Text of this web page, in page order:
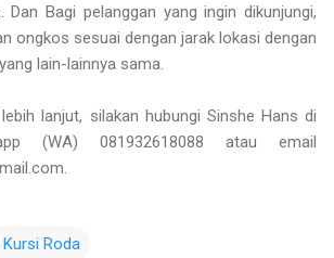
Dan Bagi pelanggan yang ingin dikunjungi,
ongkos sesuai dengan jarak lokasi dengan
lain-lainnya sama.
lanjut, silakan hubungi Sinshe Hans di
(WA) 081932618088 atau email
Roda